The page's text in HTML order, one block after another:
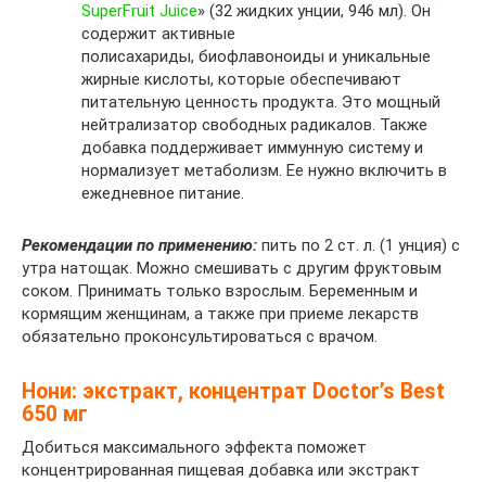
SuperFruit Juice» (32 жидких унции, 946 мл). Он
содержит активные
полисахариды, биофлавоноиды и уникальные
жирные кислоты, которые обеспечивают
питательную ценность продукта. Это мощный
нейтрализатор свободных радикалов. Также
добавка поддерживает иммунную систему и
нормализует метаболизм. Ее нужно включить в
ежедневное питание.
Рекомендации по применению: пить по 2 ст. л. (1 унция) с
утра натощак. Можно смешивать с другим фруктовым
соком. Принимать только взрослым. Беременным и
кормящим женщинам, а также при приеме лекарств
обязательно проконсультироваться с врачом.
Нони: экстракт, концентрат Doctor’s Best
650 мг
Добиться максимального эффекта поможет
концентрированная пищевая добавка или экстракт